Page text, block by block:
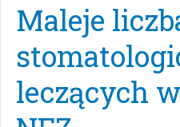
Maleje
leczących